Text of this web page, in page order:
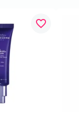
favorite_border